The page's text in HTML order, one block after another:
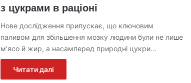
з цукрами в раціоні
Нове дослідження припускає, що ключовим
паливом для збільшення мозку людини були не лише
м’ясо й жир, а насамперед природні цукри…
Читати далі